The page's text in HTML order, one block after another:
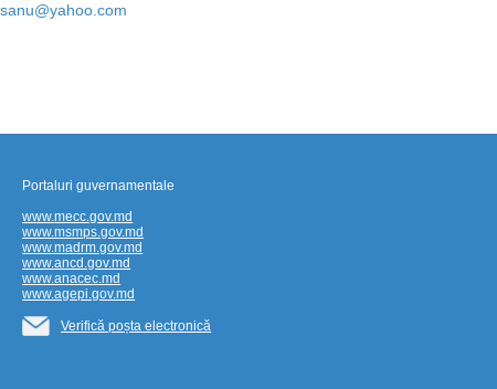
Portaluri guvernamentale
www.mecc.gov.md
www.msmps.gov.md
www.madrm.gov.md
www.ancd.gov.md
www.anacec.md
www.agepi.gov.md
Verifică poșta electronică